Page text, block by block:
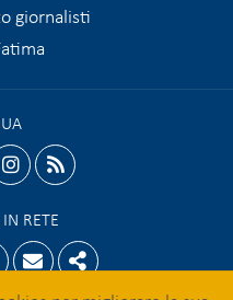
giornalisti
instagram
rss
RETE
EmailShare